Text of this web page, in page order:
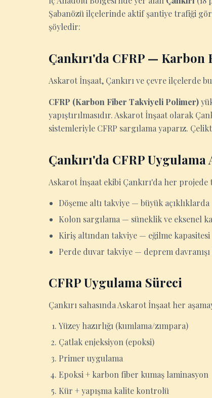
Şabanözü ilçelerinde aktif şantiye trafiği
şöyledir:
Çankırı'da CFRP — Karbon
Askarot İnşaat, Çankırı ve çevre ilçelerde
CFRP (Karbon Fiber Takviyeli Polimer)
yapıştırılmasıdır. Askarot İnşaat olarak
sistemleriyle CFRP sargılama yaparız.
Çankırı'da CFRP Uygulama
Askarot İnşaat ekibi Çankırı'da her
Döşeme altı takviye — büyük açıklıklarda
Kolon sargılama — süneklik ve eksenel
Kiriş altından takviye — eğilme kapasitesi
Perde duvar takviye — deprem
CFRP Uygulama Süreci
Çankırı sahasında Askarot İnşaat her
Yüzey hazırlığı (kumlama/zımpara)
Çatlak enjeksiyon (epoksi)
Primer uygulama
Epoksi + karbon fiber kumaş laminasyon
Kür + yapışma kalite kontrolü